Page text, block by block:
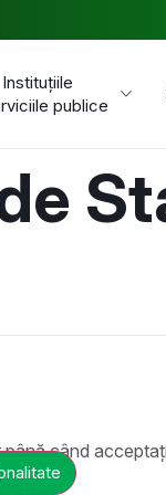
Instituțiile
publice